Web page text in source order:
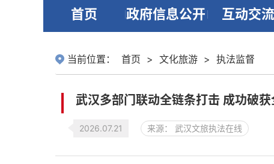
首页 政府信息公开 互动交流
当前位置： 首页 > 文化旅游 > 执法监督
武汉多部门联动全链条打击 成功破
2026.07.21 来源： 武汉文旅执法在线